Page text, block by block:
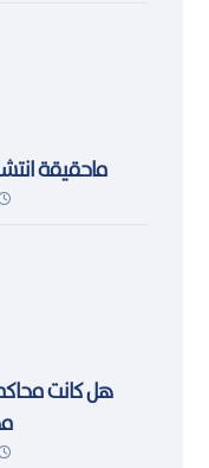
ماحقيقة
هل كانت